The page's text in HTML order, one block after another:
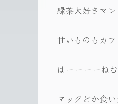
緑茶大好きマ
甘いものもカ
はーーーーねむ
マックどか食